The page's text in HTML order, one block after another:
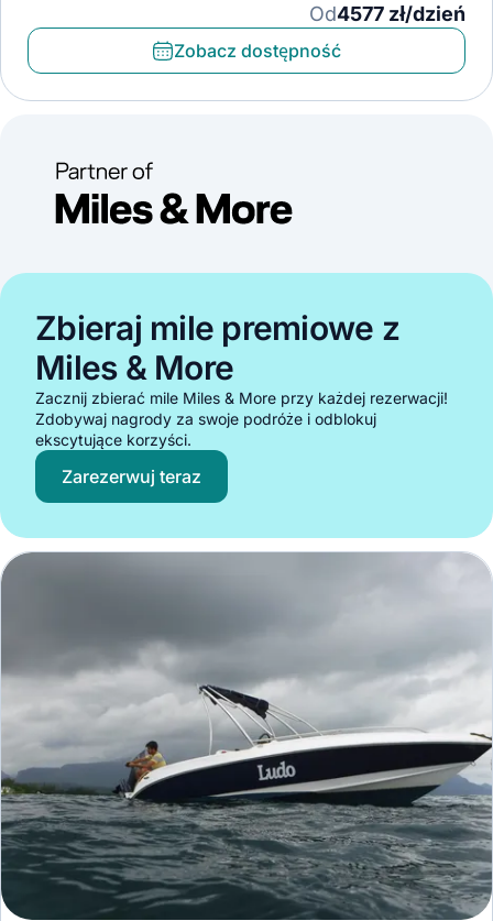
Od4577 zł/dzień
Zobacz dostępność
Zbieraj mile premiowe z
Miles & More
Zacznij zbierać mile Miles & More przy każdej rezerwacji!
Zdobywaj nagrody za swoje podróże i odblokuj
ekscytujące korzyści.
Zarezerwuj teraz